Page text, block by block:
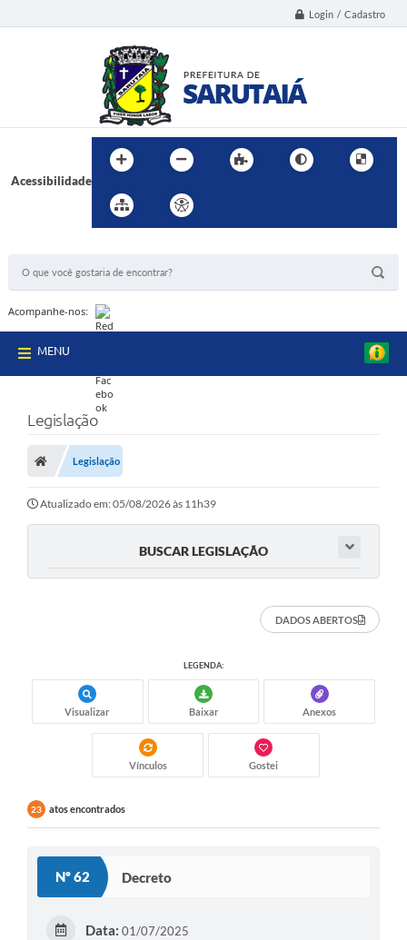
Login / Cadastro
Acessibilidade
Acompanhe-nos:
MENU
Legislação
Legislação
Atualizado em: 05/08/2026 às 11h39
BUSCAR LEGISLAÇÃO
DADOS ABERTOS
LEGENDA:
Visualizar Baixar Anexos
Vínculos Gostei
23 atos encontrados
Nº 62 Decreto
Data: 01/07/2025